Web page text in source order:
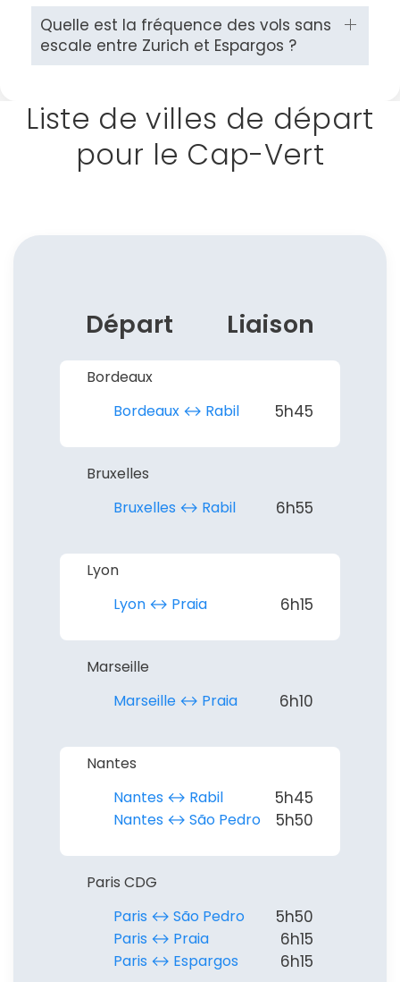
Quelle est la fréquence des vols sans
escale entre Zurich et Espargos ?
Liste de villes de départ
pour le Cap-Vert
Départ Liaison
Bordeaux
Bordeaux ↔︎ Rabil
5h45
Bruxelles
Bruxelles ↔︎ Rabil
6h55
Lyon
Lyon ↔︎ Praia
6h15
Marseille
Marseille ↔︎ Praia
6h10
Nantes
Nantes ↔︎ Rabil
5h45
Nantes ↔︎ São Pedro 5h50
Paris CDG
Paris ↔︎ São Pedro
5h50
Paris ↔︎ Praia 6h15
Paris ↔︎ Espargos 6h15
Continuer avec Apple
ou connectez-vous par mail